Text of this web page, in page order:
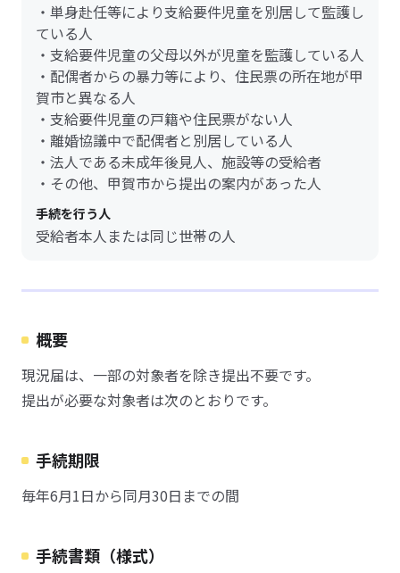
・単身赴任等により支給要件児童を別居して監護し
ている人
・支給要件児童の父母以外が児童を監護している人
・配偶者からの暴力等により、住民票の所在地が甲
賀市と異なる人
・支給要件児童の戸籍や住民票がない人
・離婚協議中で配偶者と別居している人
・法人である未成年後見人、施設等の受給者
・その他、甲賀市から提出の案内があった人
手続を行う人
受給者本人または同じ世帯の人
概要
現況届は、一部の対象者を除き提出不要です。
提出が必要な対象者は次のとおりです。
手続期限
毎年6月1日から同月30日までの間
手続書類（様式）